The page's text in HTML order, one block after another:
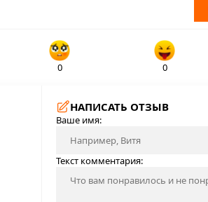
0 0
НАПИСАТЬ ОТЗЫВ
Ваше имя:
Текст комментария: